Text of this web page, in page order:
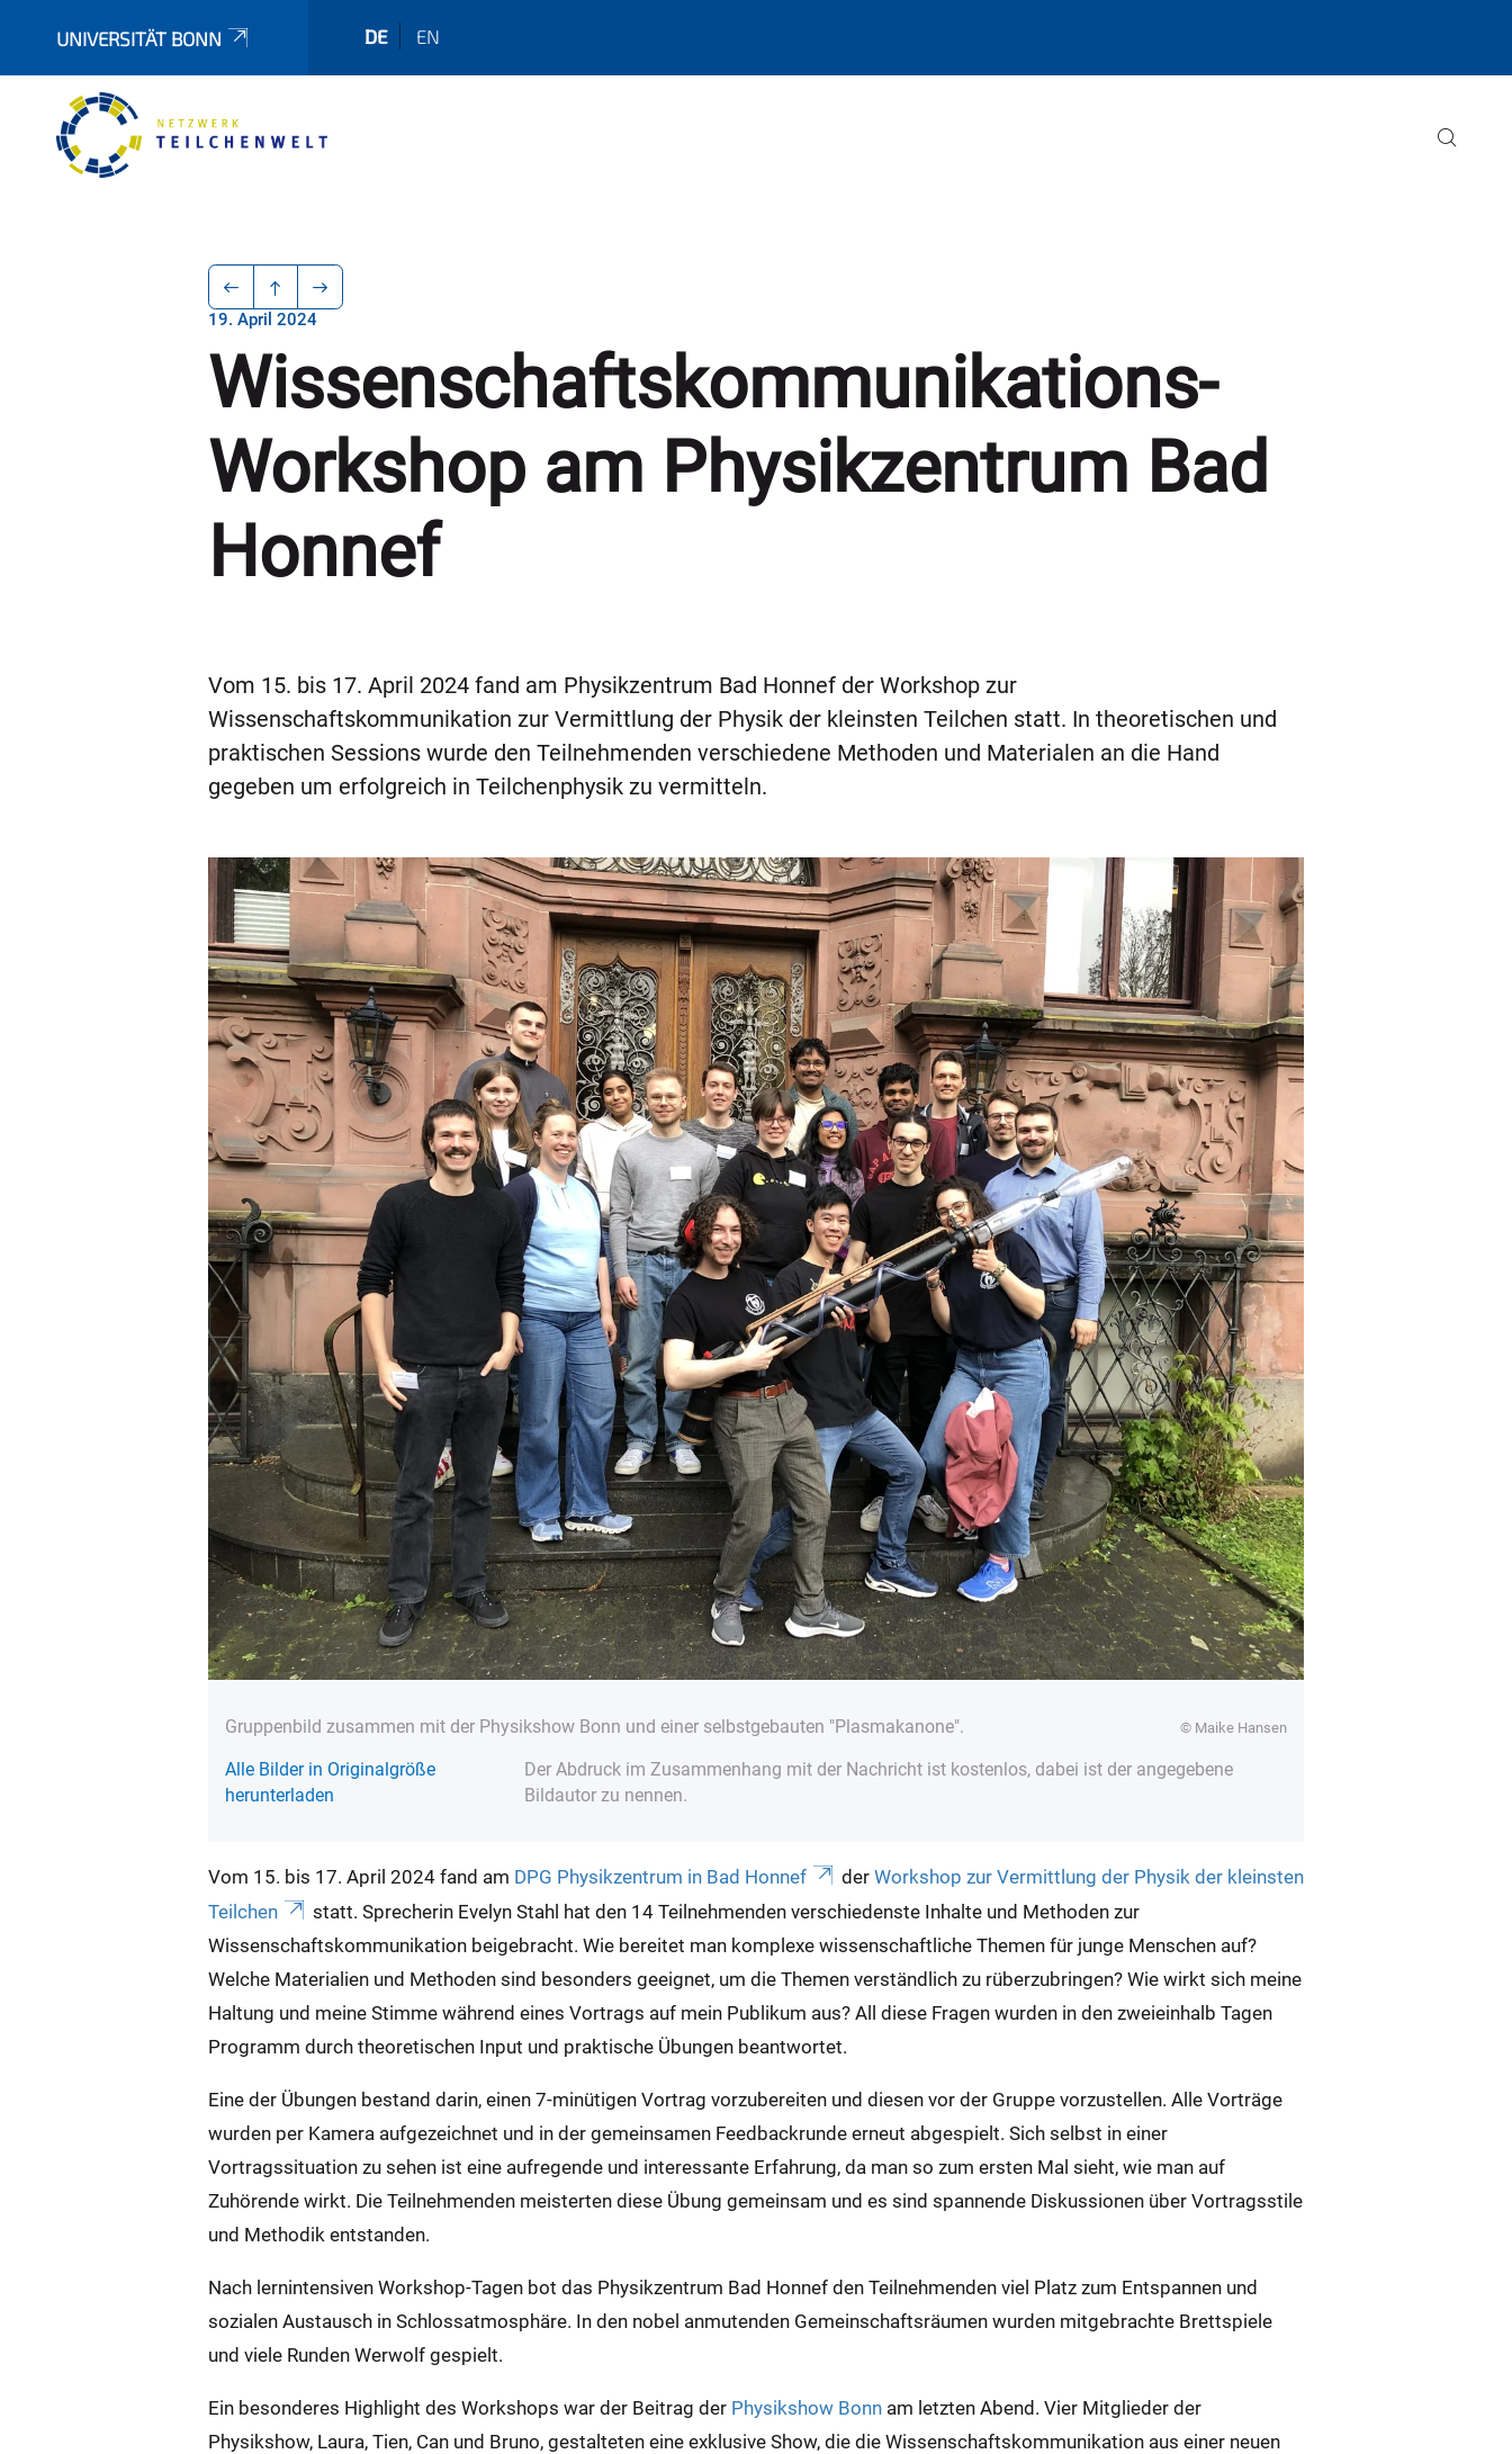
UNIVERSITÄT BONN DE EN
19. April 2024
Wissenschaftskommunikations-
Workshop am Physikzentrum Bad
Honnef
Vom 15. bis 17. April 2024 fand am Physikzentrum Bad Honnef der Workshop zur
Wissenschaftskommunikation zur Vermittlung der Physik der kleinsten Teilchen statt. In theoretischen und
praktischen Sessions wurde den Teilnehmenden verschiedene Methoden und Materialen an die Hand
gegeben um erfolgreich in Teilchenphysik zu vermitteln.
Gruppenbild zusammen mit der Physikshow Bonn und einer selbstgebauten "Plasmakanone". © Maike Hansen
Alle Bilder in Originalgröße
herunterladen
Der Abdruck im Zusammenhang mit der Nachricht ist kostenlos, dabei ist der angegebene
Bildautor zu nennen.
Vom 15. bis 17. April 2024 fand am DPG Physikzentrum in Bad Honnef der Workshop zur Vermittlung der Physik der kleinsten
Teilchen
statt. Sprecherin Evelyn Stahl hat den 14 Teilnehmenden verschiedenste Inhalte und Methoden zur
Wissenschaftskommunikation beigebracht. Wie bereitet man komplexe wissenschaftliche Themen für junge Menschen auf?
Welche Materialien und Methoden sind besonders geeignet, um die Themen verständlich zu rüberzubringen? Wie wirkt sich meine
Haltung und meine Stimme während eines Vortrags auf mein Publikum aus? All diese Fragen wurden in den zweieinhalb Tagen
Programm durch theoretischen Input und praktische Übungen beantwortet.
Eine der Übungen bestand darin, einen 7-minütigen Vortrag vorzubereiten und diesen vor der Gruppe vorzustellen. Alle Vorträge
wurden per Kamera aufgezeichnet und in der gemeinsamen Feedbackrunde erneut abgespielt. Sich selbst in einer
Vortragssituation zu sehen ist eine aufregende und interessante Erfahrung, da man so zum ersten Mal sieht, wie man auf
Zuhörende wirkt. Die Teilnehmenden meisterten diese Übung gemeinsam und es sind spannende Diskussionen über Vortragsstile
und Methodik entstanden.
Nach lernintensiven Workshop-Tagen bot das Physikzentrum Bad Honnef den Teilnehmenden viel Platz zum Entspannen und
sozialen Austausch in Schlossatmosphäre. In den nobel anmutenden Gemeinschaftsräumen wurden mitgebrachte Brettspiele
und viele Runden Werwolf gespielt.
Ein besonderes Highlight des Workshops war der Beitrag der Physikshow Bonn am letzten Abend. Vier Mitglieder der
Physikshow, Laura, Tien, Can und Bruno, gestalteten eine exklusive Show, die die Wissenschaftskommunikation aus einer neuen